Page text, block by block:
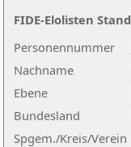
Nachname
Ebene
Personennummer
Bundesland
Spgem./Kreis/Verein
FIDE-Elolisten Stand